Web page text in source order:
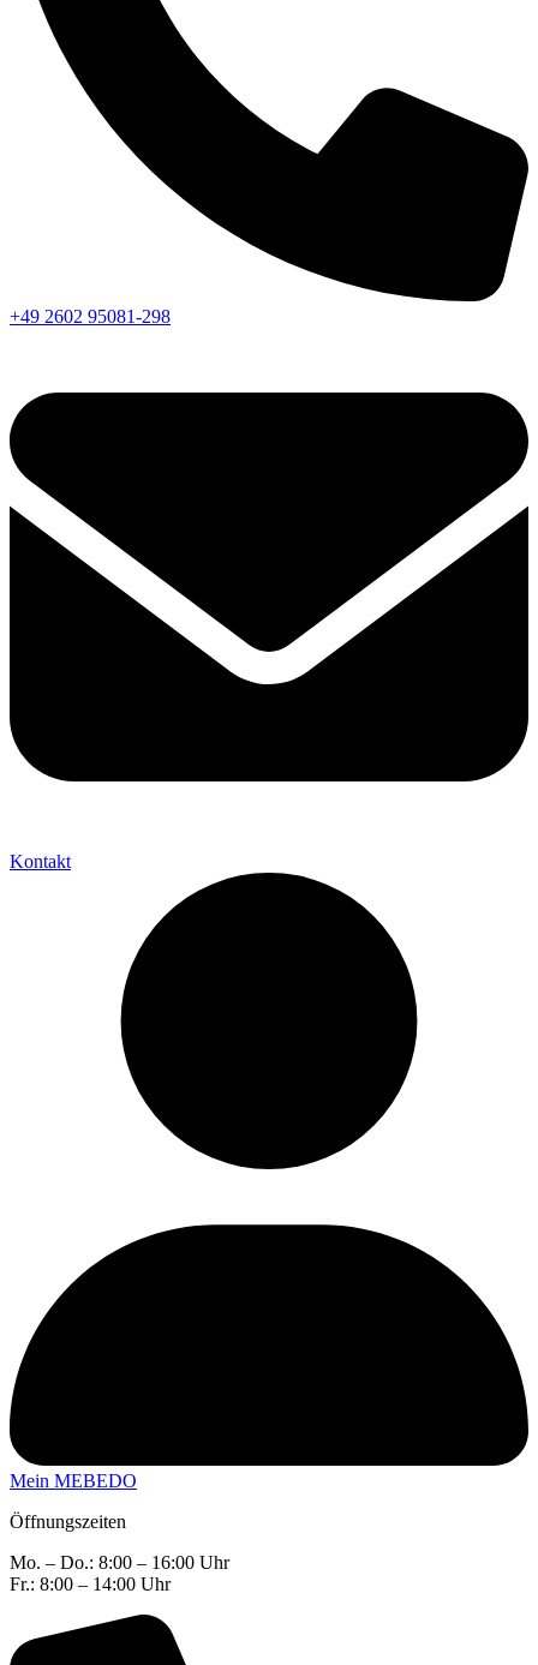
+49 2602 95081-298
Kontakt
Mein MEBEDO
Öffnungszeiten
Mo. – Do.: 8:00 – 16:00 Uhr
Fr.: 8:00 – 14:00 Uhr